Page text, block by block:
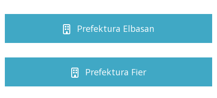
Prefektura Elbasan
Prefektura Fier